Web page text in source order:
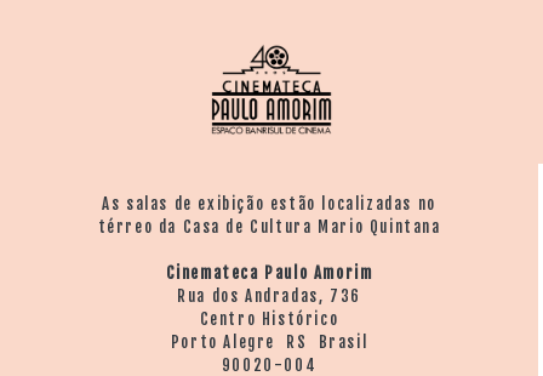
As salas de exibição estão localizadas no
térreo da Casa de Cultura Mario Quintana
Cinemateca Paulo Amorim
Rua dos Andradas, 736
Centro Histórico
Porto Alegre RS Brasil
90020-004